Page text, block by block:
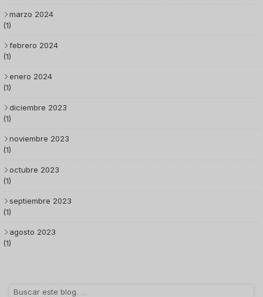
marzo 2024
(1)
febrero 2024
(1)
enero 2024
(1)
diciembre 2023
(1)
noviembre 2023
(1)
octubre 2023
(1)
septiembre 2023
(1)
agosto 2023
(1)